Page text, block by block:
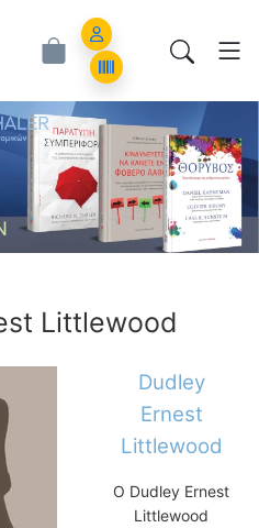
- Επιστημονικά
Account
Orders
Littlewood
Dudley
Ernest
Littlewood
Ο Dudley Ernest
Littlewood